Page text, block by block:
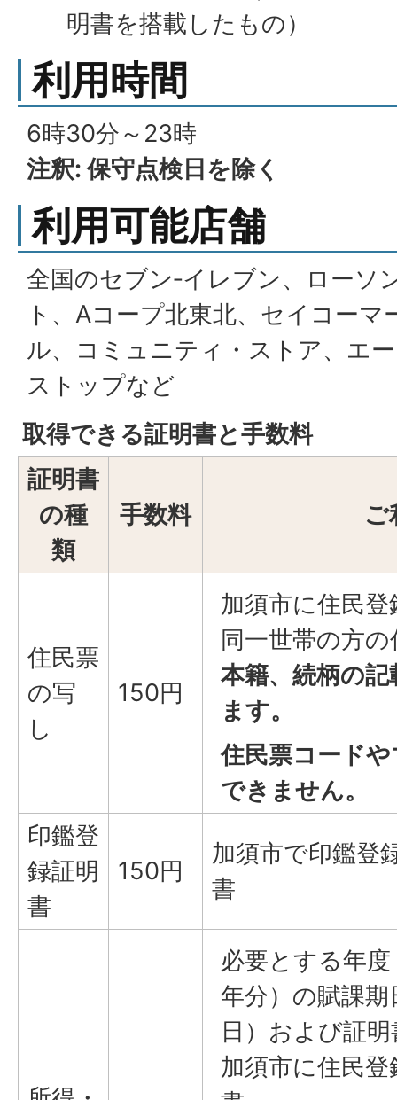
明書を搭載したもの）
利用時間
6時30分～23時
注釈: 保守点検日を除く
利用可能店舗
全国のセブン‐イレブン、ローソ
ト、Aコープ北東北、セイコー
ル、コミュニティ・ストア、エ
ストップなど
取得できる証明書と手数料
証明書
の種
類
手数料 ご
住民票
の写
し
150円
加須市に住民
同一世帯の方の
本籍、続柄の
ます。
住民票コード
できません。
印鑑登
録証明
書
150円
加須市で印鑑登
書
必要とする年
年分）の賦課
日）および証
加須市に住民